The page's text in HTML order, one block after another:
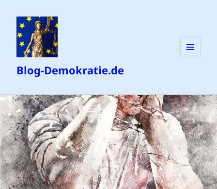
Blog-Demokratie.de